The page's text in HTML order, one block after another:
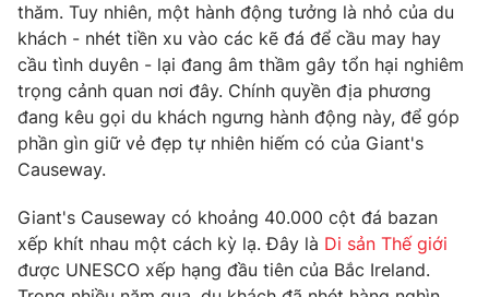
Hậu trường
Nhân vật
Khán giả
Giải sao mai
Điện ảnh
Âm nhạc
Sao
Đời sống
Du lịch
Làm đẹp
Giáo dục
Tuyển sinh
Học trực tuyến
Hitech Công nghệ tương lai
Sản phẩm
Giao lưu trực tuyến
thăm. Tuy nhiên, một hành động tưởng là nhỏ của du
khách - nhét tiền xu vào các kẽ đá để cầu may hay
cầu tình duyên - lại đang âm thầm gây tổn hại nghiêm
trọng cảnh quan nơi đây. Chính quyền địa phương
đang kêu gọi du khách ngưng hành động này, để góp
phần gìn giữ vẻ đẹp tự nhiên hiếm có của Giant's
Causeway.
Giant's Causeway có khoảng 40.000 cột đá bazan
xếp khít nhau một cách kỳ lạ. Đây là Di sản Thế giới
được UNESCO xếp hạng đầu tiên của Bắc Ireland.